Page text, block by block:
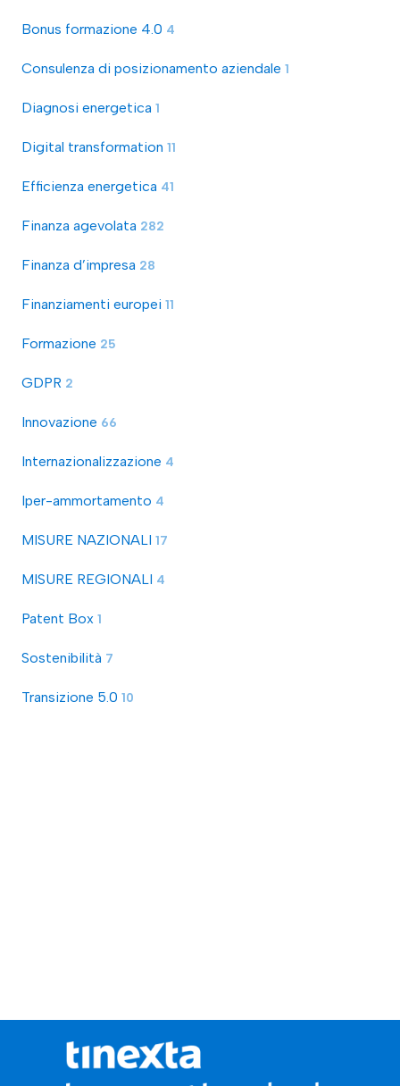
Bonus formazione 4.0 4
Consulenza di posizionamento aziendale 1
Diagnosi energetica 1
Digital transformation 11
Efficienza energetica 41
Finanza agevolata 282
Finanza d’impresa 28
Finanziamenti europei 11
Formazione 25
GDPR 2
Innovazione 66
Internazionalizzazione 4
Iper-ammortamento 4
MISURE NAZIONALI 17
MISURE REGIONALI 4
Patent Box 1
Sostenibilità 7
Transizione 5.0 10